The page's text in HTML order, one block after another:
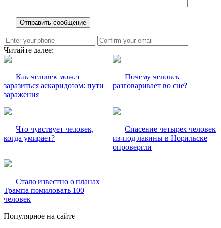
Читайте далее:
Как человек может
заразиться аскаридозом: пути
заражения
Почему человек
разговаривает во сне?
Что чувствует человек,
когда умирает?
Спасение четырех человек
из-под лавины в Норильске
опровергли
Стало известно о планах
Трампа помиловать 100
человек
Популярное на сайте